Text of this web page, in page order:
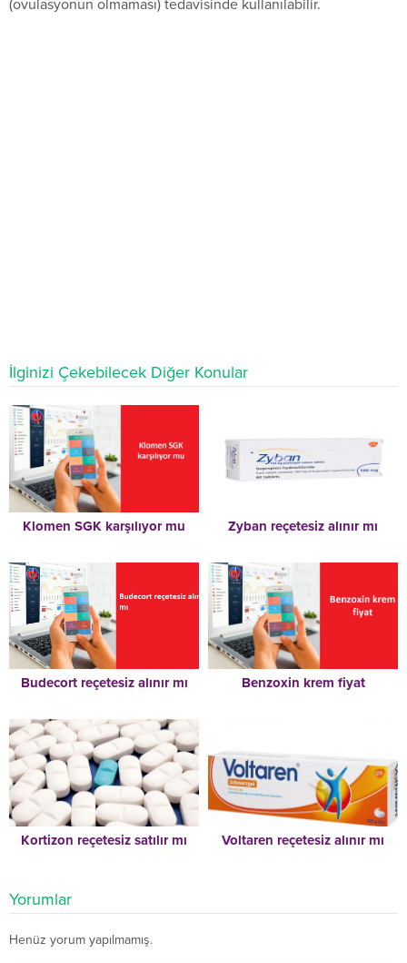
(ovulasyonun olmaması) tedavisinde kullanılabilir.
İlginizi Çekebilecek Diğer Konular
Klomen SGK karşılıyor mu Zyban reçetesiz alınır mı
Budecort reçetesiz alınır mı Benzoxin krem fiyat
Kortizon reçetesiz satılır mı Voltaren reçetesiz alınır mı
Yorumlar
Henüz yorum yapılmamış.